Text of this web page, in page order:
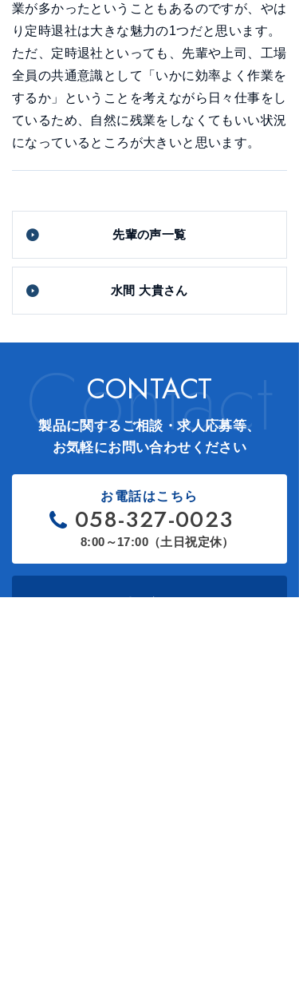
業が多かったということもあるのですが、やは
り定時退社は大きな魅力の1つだと思います。
ただ、定時退社といっても、先輩や上司、工場
全員の共通意識として「いかに効率よく作業を
するか」ということを考えながら日々仕事をし
ているため、自然に残業をしなくてもいい状況
になっているところが大きいと思います。
先輩の声一覧
水間 大貴さん
Contact
CONTACT
製品に関するご相談・求人応募等、
お気軽にお問い合わせください
お電話はこちら
058-327-0023
8:00～17:00（土日祝定休）